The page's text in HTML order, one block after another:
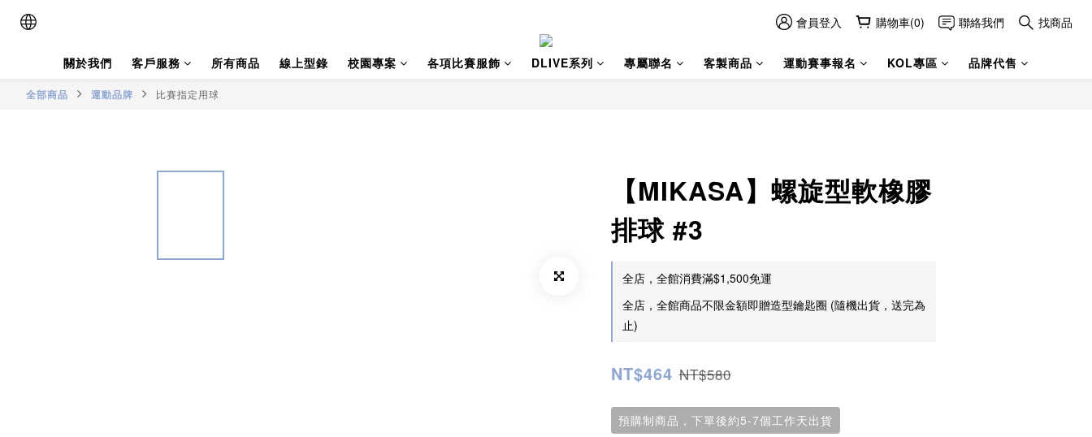
會員登入 購物車(0) 聯絡我們 找商品
關於我們 客戶服務 所有商品 線上型錄 校園專案 各項比賽服飾 DLIVE系列 專屬聯名 客製商品 運動賽事報名 KOL專區 品牌代售
全部商品 運動品牌 比賽指定用球
【MIKASA】螺旋型軟橡膠
排球 #3
全店，全館消費滿$1,500免運
全店，全館商品不限金額即贈造型鑰匙圈 (隨機出貨，送完為
止)
NT$464 NT$580
預購制商品，下單後約5-7個工作天出貨